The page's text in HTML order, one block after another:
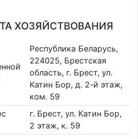
ХОЗЯЙСТВОВАНИЯ
Республика Беларусь,
224025, Брестская
область, г. Брест, ул.
Катин Бор, д. 2-й этаж,
ком. 59
г. Брест, ул. Катин Бор,
2 этаж, к. 59